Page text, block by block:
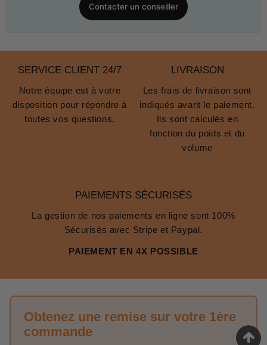
Contacter un conseiller
SERVICE CLIENT 24/7
Notre équipe est à votre
disposition pour répondre à
toutes vos questions.
LIVRAISON
Les frais de livraison sont
indiqués avant le paiement.
Ils sont calculés en
fonction du poids et du
volume
PAIEMENTS SÉCURISÉS
La gestion de nos paiements en ligne sont 100%
Sécurisés avec Stripe et Paypal.
PAIEMENT EN 4X POSSIBLE
Obtenez une remise sur votre 1ère
commande